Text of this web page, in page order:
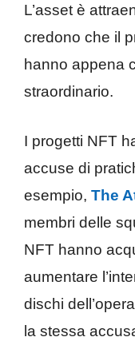
L’asset è
credono che il
hanno appena
straordinario.
I progetti NFT
accuse di
esempio, The
membri delle
NFT hanno
aumentare
dischi
la stessa